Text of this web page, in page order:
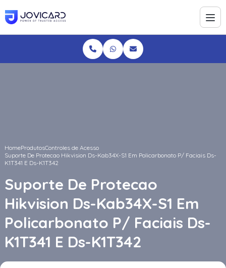
HomeProdutosControles de Acesso
Suporte De Protecao Hikvision Ds-Kab34X-S1 Em Policarbonato P/ Faciais Ds-
K1T341 E Ds-K1T342
Suporte De Protecao
Hikvision Ds-Kab34X-S1 Em
Policarbonato P/ Faciais Ds-
K1T341 E Ds-K1T342